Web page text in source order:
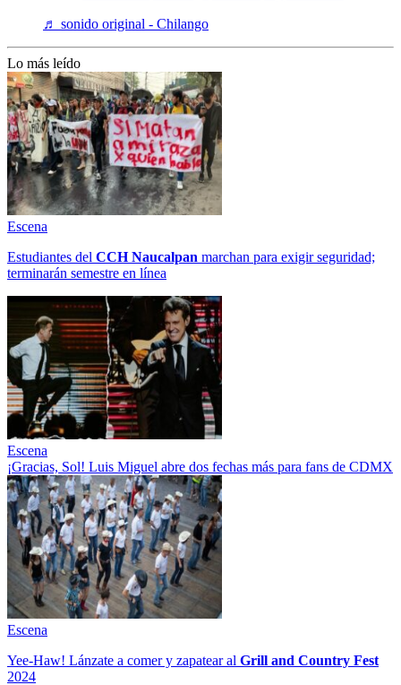
♬ sonido original - Chilango
Lo más leído
Escena
Estudiantes del CCH Naucalpan marchan para exigir seguridad;
terminarán semestre en línea
Escena
¡Gracias, Sol! Luis Miguel abre dos fechas más para fans de CDMX
Escena
Yee-Haw! Lánzate a comer y zapatear al Grill and Country Fest
2024